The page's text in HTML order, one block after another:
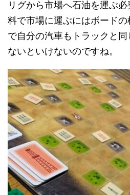
リグから市場へ石油を運ぶ
料で市場に運ぶにはボード
で自分の汽車もトラックと
ないといけないのですね。